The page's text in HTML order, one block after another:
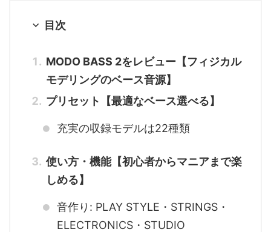
目次
MODO BASS 2をレビュー【フィジカル
モデリングのベース音源】
プリセット【最適なベース選べる】
充実の収録モデルは22種類
使い方・機能【初心者からマニアまで楽
しめる】
音作り: PLAY STYLE・STRINGS・
ELECTRONICS・STUDIO